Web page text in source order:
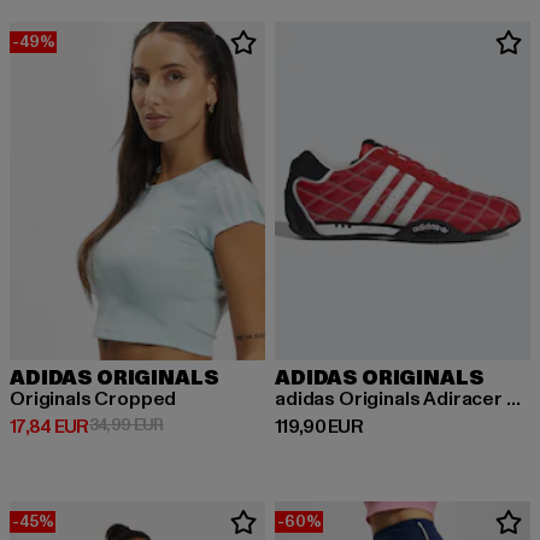
-49%
ADIDAS ORIGINALS
Originals Cropped
17,84 EUR
Derzeitiger Preis: 17,84 EUR
34,99 EURAktionspreis: 34,99 EUR
ADIDAS ORIGINALS
adidas Originals Adiracer Lo Sneakers
119,90 EUR
Derzeitiger Preis: 119,90 EUR
-45% -60%